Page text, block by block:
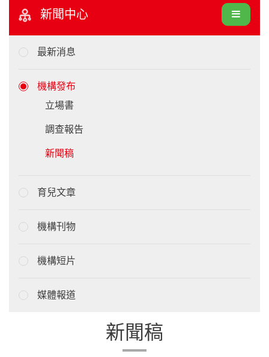
新聞中心
最新消息
機構發布
立場書
調查報告
新聞稿
育兒文章
機構刊物
機構短片
媒體報道
新聞稿